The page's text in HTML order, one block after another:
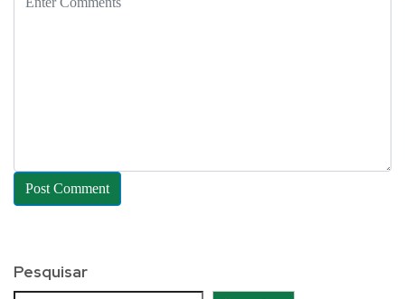
Pesquisar